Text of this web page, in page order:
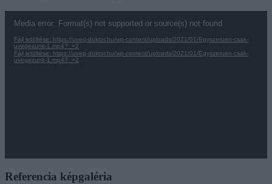
Media error: Format(s) not supported or source(s) not found
Fájl letöltése: https://uveg-doktor.hu/wp-content/uploads/2021/01/Egyszeruen-csak-
uvegezunk-1.mp4?_=2
Fájl letöltése: https://uveg-doktor.hu/wp-content/uploads/2021/01/Egyszeruen-csak-
uvegezunk-1.mp4?_=2
Referencia képgaléria